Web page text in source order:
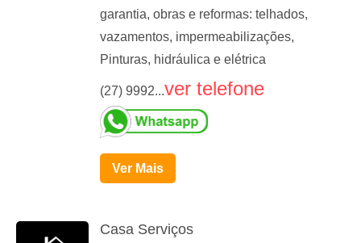
garantia, obras e reformas: telhados,
vazamentos, impermeabilizações,
Pinturas, hidráulica e elétrica
(27) 9992...ver telefone
Ver Mais
Casa Serviços